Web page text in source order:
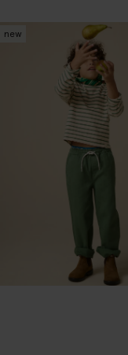
new